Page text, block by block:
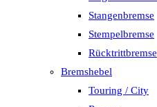
Stangenbremse
Stempelbremse
Rücktrittbremse
Bremshebel
Touring / City